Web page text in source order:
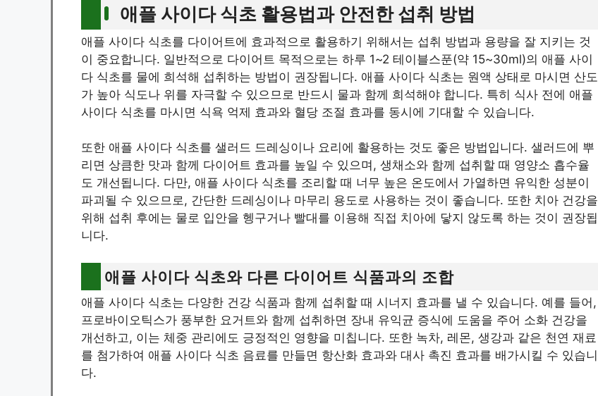
애플 사이다 식초 활용법과 안전한 섭취 방법
애플 사이다 식초를 다이어트에 효과적으로 활용하기 위해서는 섭취 방법과 용량을 잘 지키는 것
이 중요합니다. 일반적으로 다이어트 목적으로는 하루 1~2 테이블스푼(약 15~30ml)의 애플 사이
다 식초를 물에 희석해 섭취하는 방법이 권장됩니다. 애플 사이다 식초는 원액 상태로 마시면 산도
가 높아 식도나 위를 자극할 수 있으므로 반드시 물과 함께 희석해야 합니다. 특히 식사 전에 애플
사이다 식초를 마시면 식욕 억제 효과와 혈당 조절 효과를 동시에 기대할 수 있습니다.
또한 애플 사이다 식초를 샐러드 드레싱이나 요리에 활용하는 것도 좋은 방법입니다. 샐러드에 뿌
리면 상큼한 맛과 함께 다이어트 효과를 높일 수 있으며, 생채소와 함께 섭취할 때 영양소 흡수율
도 개선됩니다. 다만, 애플 사이다 식초를 조리할 때 너무 높은 온도에서 가열하면 유익한 성분이
파괴될 수 있으므로, 간단한 드레싱이나 마무리 용도로 사용하는 것이 좋습니다. 또한 치아 건강을
위해 섭취 후에는 물로 입안을 헹구거나 빨대를 이용해 직접 치아에 닿지 않도록 하는 것이 권장됩
니다.
애플 사이다 식초와 다른 다이어트 식품과의 조합
애플 사이다 식초는 다양한 건강 식품과 함께 섭취할 때 시너지 효과를 낼 수 있습니다. 예를 들어,
프로바이오틱스가 풍부한 요거트와 함께 섭취하면 장내 유익균 증식에 도움을 주어 소화 건강을
개선하고, 이는 체중 관리에도 긍정적인 영향을 미칩니다. 또한 녹차, 레몬, 생강과 같은 천연 재료
를 첨가하여 애플 사이다 식초 음료를 만들면 항산화 효과와 대사 촉진 효과를 배가시킬 수 있습니
다.